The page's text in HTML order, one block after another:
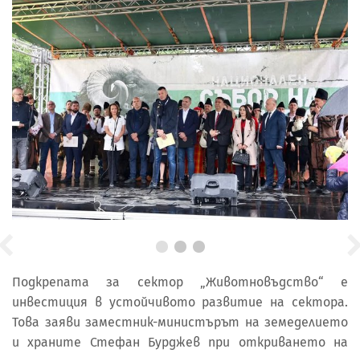
Подкрепата за сектор „Животновъдство“ е
инвестиция в устойчивото развитие на сектора.
Това заяви заместник-министърът на земеделието
и храните Стефан Бурджев при откриването на